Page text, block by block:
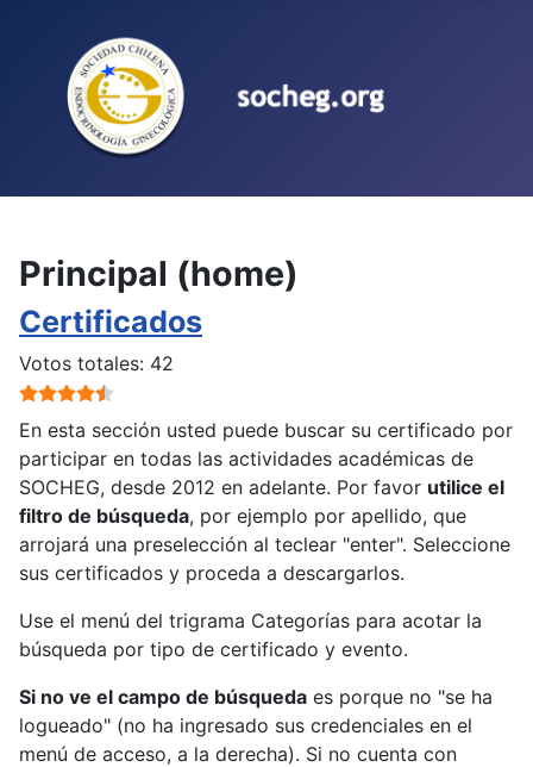
Principal (home)
Certificados
Ratio: 4.5/5
Votos totales: 42
En esta sección usted puede buscar su certificado por
participar en todas las actividades académicas de
SOCHEG, desde 2012 en adelante. Por favor utilice el
filtro de búsqueda, por ejemplo por apellido, que
arrojará una preselección al teclear "enter". Seleccione
sus certificados y proceda a descargarlos.
Use el menú del trigrama Categorías para acotar la
búsqueda por tipo de certificado y evento.
Si no ve el campo de búsqueda es porque no "se ha
logueado" (no ha ingresado sus credenciales en el
menú de acceso, a la derecha). Si no cuenta con